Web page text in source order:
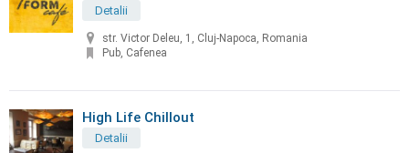
Detalii
str. Victor Deleu, 1, Cluj-Napoca, Romania
Pub, Cafenea
High Life Chillout
Detalii